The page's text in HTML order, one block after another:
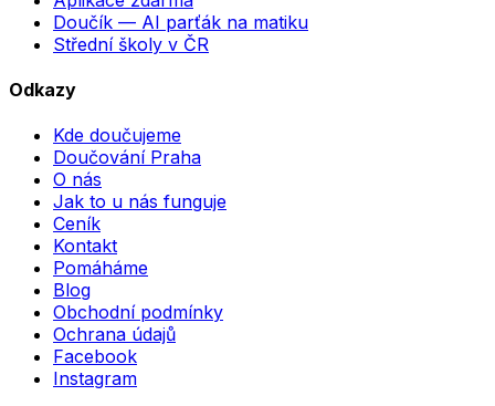
Doučík — AI parťák na matiku
Střední školy v ČR
Odkazy
Kde doučujeme
Doučování Praha
O nás
Jak to u nás funguje
Ceník
Kontakt
Pomáháme
Blog
Obchodní podmínky
Ochrana údajů
Facebook
Instagram